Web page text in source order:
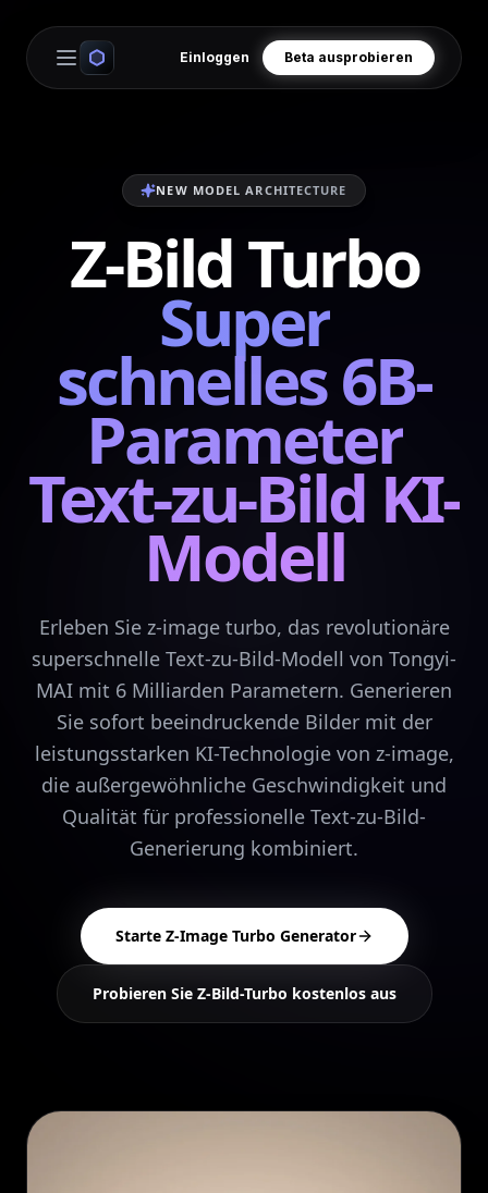
Open main menu
Einloggen Beta ausprobieren
NEW MODEL ARCHITECTURE
Z-Bild Turbo
Super
schnelles 6B-
Parameter
Text-zu-Bild KI-
Modell
Erleben Sie z-image turbo, das revolutionäre
superschnelle Text-zu-Bild-Modell von Tongyi-
MAI mit 6 Milliarden Parametern. Generieren
Sie sofort beeindruckende Bilder mit der
leistungsstarken KI-Technologie von z-image,
die außergewöhnliche Geschwindigkeit und
Qualität für professionelle Text-zu-Bild-
Generierung kombiniert.
Starte Z-Image Turbo Generator
Probieren Sie Z-Bild-Turbo kostenlos aus